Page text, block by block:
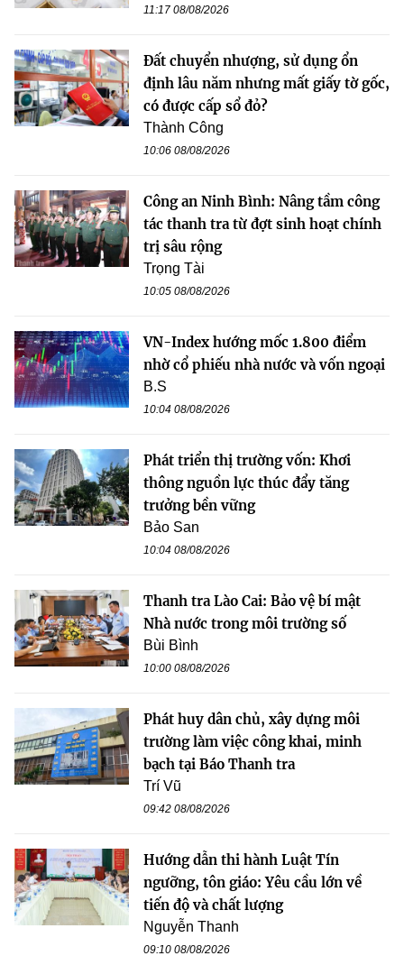
11:17 08/08/2026
Đất chuyển nhượng, sử dụng ổn
định lâu năm nhưng mất giấy tờ gốc,
có được cấp sổ đỏ?
Thành Công
10:06 08/08/2026
Công an Ninh Bình: Nâng tầm công
tác thanh tra từ đợt sinh hoạt chính
trị sâu rộng
Trọng Tài
10:05 08/08/2026
VN-Index hướng mốc 1.800 điểm
nhờ cổ phiếu nhà nước và vốn ngoại
B.S
10:04 08/08/2026
Phát triển thị trường vốn: Khơi
thông nguồn lực thúc đẩy tăng
trưởng bền vững
Bảo San
10:04 08/08/2026
Thanh tra Lào Cai: Bảo vệ bí mật
Nhà nước trong môi trường số
Bùi Bình
10:00 08/08/2026
Phát huy dân chủ, xây dựng môi
trường làm việc công khai, minh
bạch tại Báo Thanh tra
Trí Vũ
09:42 08/08/2026
Hướng dẫn thi hành Luật Tín
ngưỡng, tôn giáo: Yêu cầu lớn về
tiến độ và chất lượng
Nguyễn Thanh
09:10 08/08/2026